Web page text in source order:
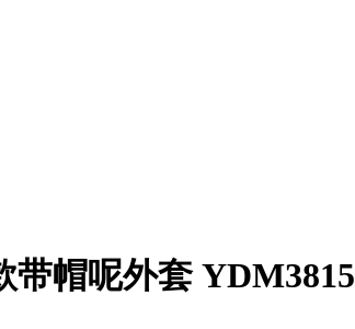
带帽呢外套 YDM3815